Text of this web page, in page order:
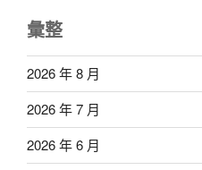
彙整
2026 年 8 月
2026 年 7 月
2026 年 6 月